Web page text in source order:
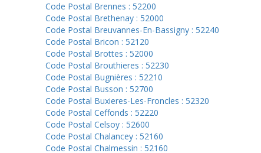
Code Postal Brennes : 52200
Code Postal Brethenay : 52000
Code Postal Breuvannes-En-Bassigny : 52240
Code Postal Bricon : 52120
Code Postal Brottes : 52000
Code Postal Brouthieres : 52230
Code Postal Bugnières : 52210
Code Postal Busson : 52700
Code Postal Buxieres-Les-Froncles : 52320
Code Postal Ceffonds : 52220
Code Postal Celsoy : 52600
Code Postal Chalancey : 52160
Code Postal Chalmessin : 52160